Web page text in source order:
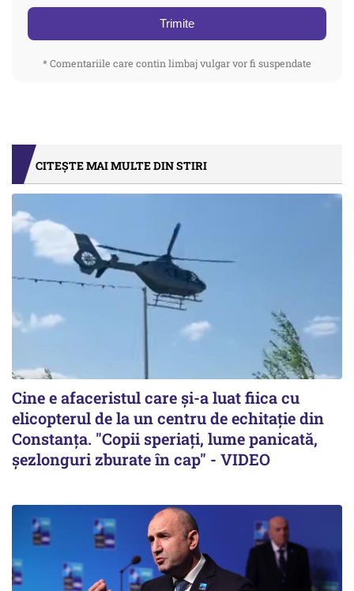
Trimite
* Comentariile care contin limbaj vulgar vor fi suspendate
CITEȘTE MAI MULTE DIN STIRI
Cine e afaceristul care și-a luat fiica cu
elicopterul de la un centru de echitație din
Constanța. "Copii speriați, lume panicată,
șezlonguri zburate în cap" - VIDEO